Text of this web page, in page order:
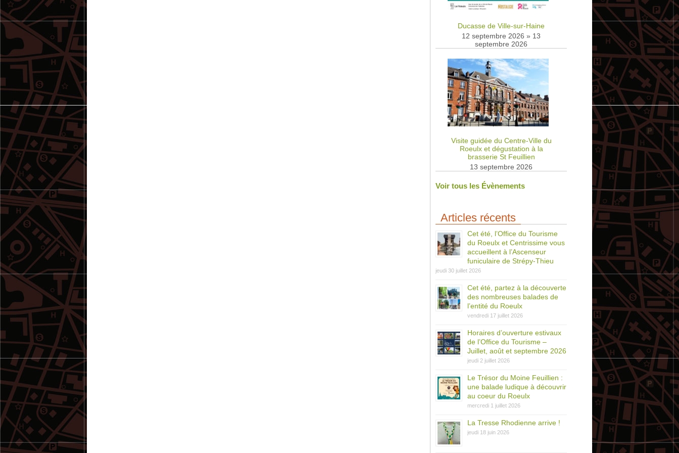
Ducasse de Ville-sur-Haine
12 septembre 2026 » 13
septembre 2026
Visite guidée du Centre-Ville du
Roeulx et dégustation à la
brasserie St Feuillien
13 septembre 2026
Voir tous les Évènements
Articles récents
Cet été, l’Office du Tourisme
du Roeulx et Centrissime vous
accueillent à l’Ascenseur
funiculaire de Strépy-Thieu
jeudi 30 juillet 2026
Cet été, partez à la découverte
des nombreuses balades de
l’entité du Roeulx
vendredi 17 juillet 2026
Horaires d’ouverture estivaux
de l’Office du Tourisme –
Juillet, août et septembre 2026
jeudi 2 juillet 2026
Le Trésor du Moine Feuillien :
une balade ludique à découvrir
au coeur du Roeulx
mercredi 1 juillet 2026
La Tresse Rhodienne arrive !
jeudi 18 juin 2026